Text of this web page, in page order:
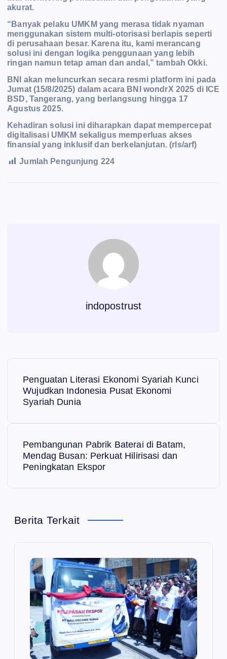
akurat.
“Banyak pelaku UMKM yang merasa tidak nyaman
menggunakan sistem multi-otorisasi berlapis seperti
di perusahaan besar. Karena itu, kami merancang
solusi ini dengan logika penggunaan yang lebih
ringan namun tetap aman dan andal,” tambah Okki.
BNI akan meluncurkan secara resmi platform ini pada
Jumat (15/8/2025) dalam acara BNI wondrX 2025 di ICE
BSD, Tangerang, yang berlangsung hingga 17
Agustus 2025.
Kehadiran solusi ini diharapkan dapat mempercepat
digitalisasi UMKM sekaligus memperluas akses
finansial yang inklusif dan berkelanjutan. (rls/arf)
Jumlah Pengunjung 224
indopostrust
s
Penguatan Literasi Ekonomi Syariah Kunci
Wujudkan Indonesia Pusat Ekonomi
Syariah Dunia
Pembangunan Pabrik Baterai di Batam,
Mendag Busan: Perkuat Hilirisasi dan
Peningkatan Ekspor
Berita Terkait